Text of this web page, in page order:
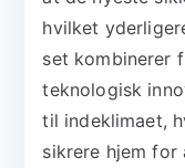
hvilket
set kombinerer
teknologisk
til indeklimaet,
sikrere hjem for